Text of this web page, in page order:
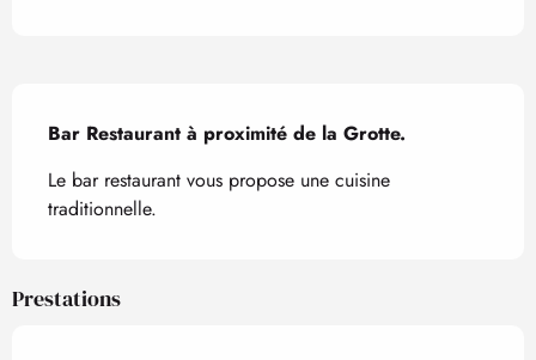
Description
Bar Restaurant à proximité de la Grotte.
Le bar restaurant vous propose une cuisine
traditionnelle.
Prestations